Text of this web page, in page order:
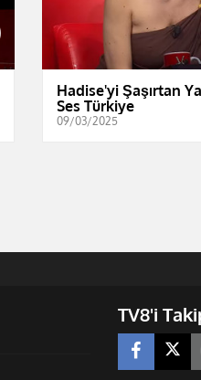
Hadise'yi Şaşırtan
Ses Türkiye
09/03/2025
TV8'i